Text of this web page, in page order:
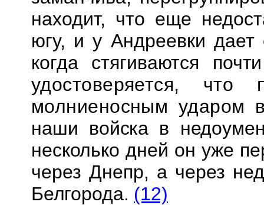
находит, что еще
югу, и у Андреевки
когда стягиваются
удостоверяется,
молниеносным ударом
наши войска в
несколько дней он уже
через Днепр, а через
Белгорода. (12)